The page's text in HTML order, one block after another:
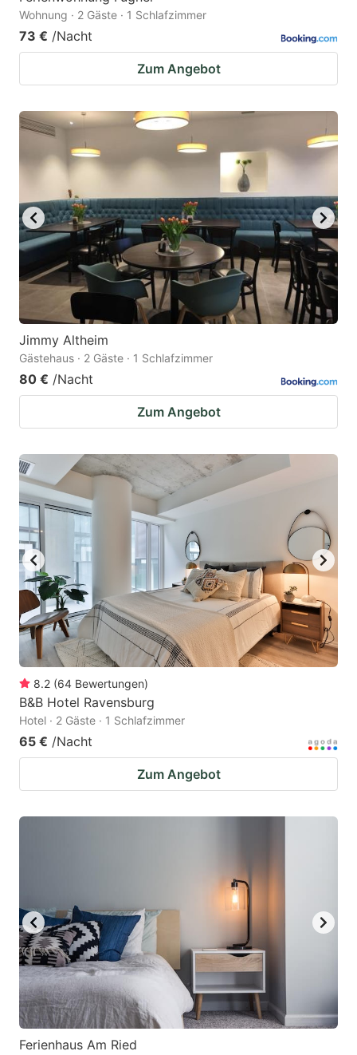
Wohnung · 2 Gäste · 1 Schlafzimmer
73 € /Nacht
Zum Angebot
Jimmy Altheim
Gästehaus · 2 Gäste · 1 Schlafzimmer
80 € /Nacht
Zum Angebot
8.2 (64 Bewertungen)
B&B Hotel Ravensburg
Hotel · 2 Gäste · 1 Schlafzimmer
65 € /Nacht
Zum Angebot
Ferienhaus Am Ried